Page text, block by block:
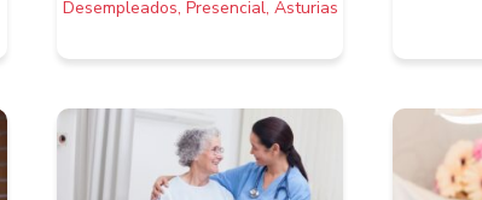
Desempleados, Presencial, Asturias